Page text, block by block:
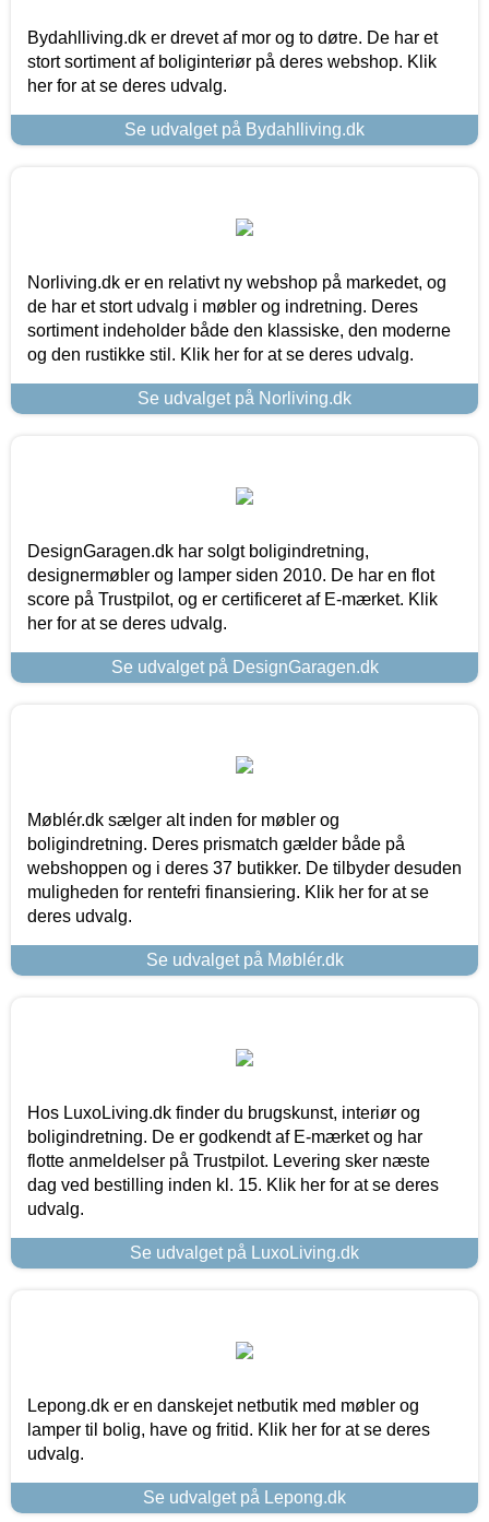
Bydahlliving.dk er drevet af mor og to døtre. De har et
stort sortiment af boliginteriør på deres webshop. Klik
her for at se deres udvalg.
Se udvalget på Bydahlliving.dk
Norliving.dk er en relativt ny webshop på markedet, og
de har et stort udvalg i møbler og indretning. Deres
sortiment indeholder både den klassiske, den moderne
og den rustikke stil. Klik her for at se deres udvalg.
Se udvalget på Norliving.dk
DesignGaragen.dk har solgt boligindretning,
designermøbler og lamper siden 2010. De har en flot
score på Trustpilot, og er certificeret af E-mærket. Klik
her for at se deres udvalg.
Se udvalget på DesignGaragen.dk
Møblér.dk sælger alt inden for møbler og
boligindretning. Deres prismatch gælder både på
webshoppen og i deres 37 butikker. De tilbyder desuden
muligheden for rentefri finansiering. Klik her for at se
deres udvalg.
Se udvalget på Møblér.dk
Hos LuxoLiving.dk finder du brugskunst, interiør og
boligindretning. De er godkendt af E-mærket og har
flotte anmeldelser på Trustpilot. Levering sker næste
dag ved bestilling inden kl. 15. Klik her for at se deres
udvalg.
Se udvalget på LuxoLiving.dk
Lepong.dk er en danskejet netbutik med møbler og
lamper til bolig, have og fritid. Klik her for at se deres
udvalg.
Se udvalget på Lepong.dk